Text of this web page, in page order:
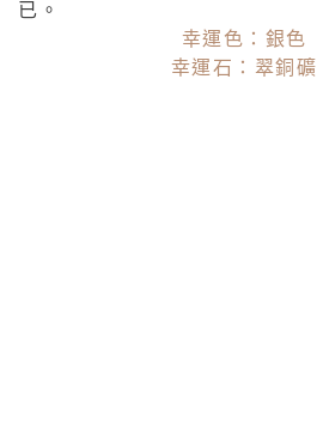
已。
幸運色：銀色
幸運石：翠銅礦